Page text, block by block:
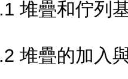
堆疊和佇列
堆疊的加入